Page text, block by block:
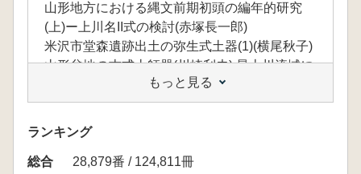
山形地方における縄文前期初頭の編年的研究
(上)ー上川名II式の検討(赤塚長一郎)
米沢市堂森遺跡出土の弥生式土器(1)(横尾秋子)
山形盆地の古式土師器(川崎利夫) 最上川流域に
おける古墳文化の展開(加藤稔)
中世村落の復原的一考察(浴谷敏己)
羽州上山藩の財政(須崎寛二)
享保期における二藤部家の経営形態(梅津保一)
近世中・後期の米価動向についてー地域米価の
もっと見る
ランキング
総合 28,879番 / 124,811冊